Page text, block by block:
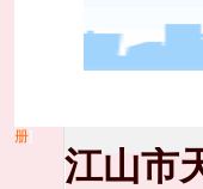
册
江山市